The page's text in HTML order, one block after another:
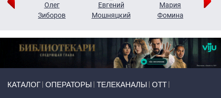
Олег
Зиборов
Евгений
Мошняцкий
Мария
Фомина
КАТАЛОГ ОПЕРАТОРЫ ТЕЛЕКАНАЛЫ ОТТ